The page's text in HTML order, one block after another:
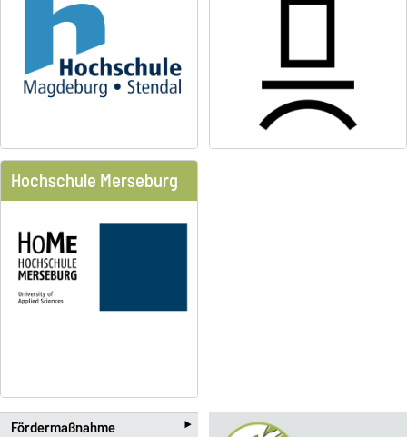
Hochschule Merseburg
Fördermaßnahme ‣